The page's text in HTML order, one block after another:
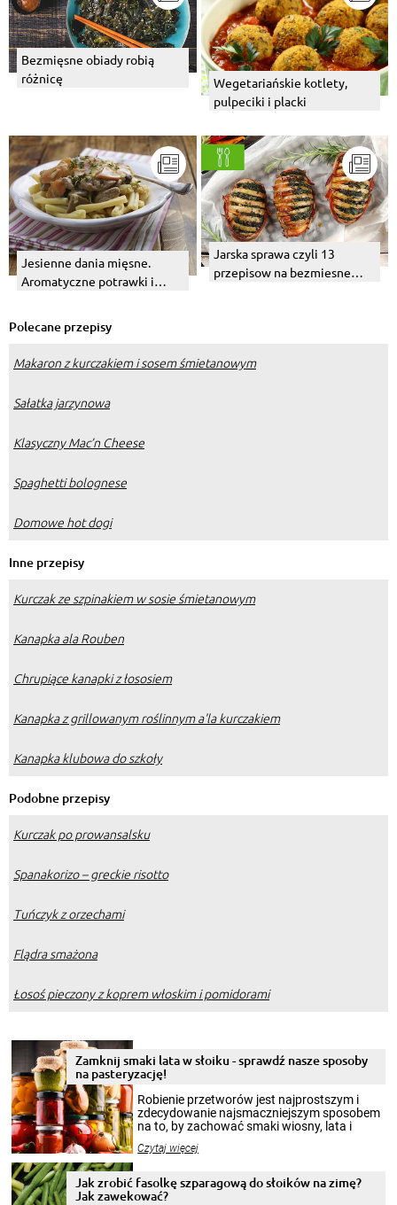
Bezmięsne obiady robią
różnicę
Wegetariańskie kotlety,
pulpeciki i placki
Jesienne dania mięsne.
Aromatyczne potrawki i
Jarska sprawa czyli 13
przepisow na bezmiesne
Polecane przepisy
Makaron z kurczakiem i sosem śmietanowym
Sałatka jarzynowa
Klasyczny Mac’n Cheese
Spaghetti bolognese
Domowe hot dogi
Inne przepisy
Kurczak ze szpinakiem w sosie śmietanowym
Kanapka ala Rouben
Chrupiące kanapki z łososiem
Kanapka z grillowanym roślinnym a'la kurczakiem
Kanapka klubowa do szkoły
Podobne przepisy
Kurczak po prowansalsku
Spanakorizo – greckie risotto
Tuńczyk z orzechami
Flądra smażona
Łosoś pieczony z koprem włoskim i pomidorami
Zamknij smaki lata w słoiku - sprawdź nasze sposoby
na pasteryzację!
Robienie przetworów jest najprostszym i
zdecydowanie najsmaczniejszym sposobem
na to, by zachować smaki wiosny, lata i
krajobrazów, by cieszyć nimi oko w sezonie
pełni poczuć atmosferę cieplejszych
miesięcy. Przygotowanie słoików ze
Czytaj więcej
Jak zrobić fasolkę szparagową do słoików na zimę?
Jak zawekować?